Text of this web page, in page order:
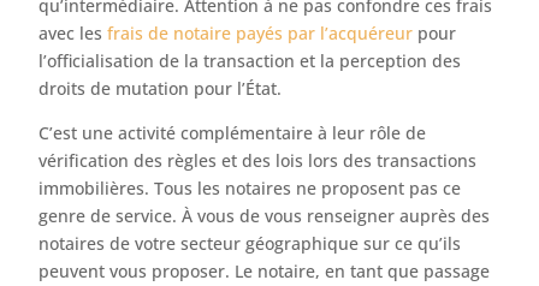
qu’intermédiaire. Attention à ne pas confondre ces frais
avec lesfrais de notaire payés par l’acquéreur pour
l’officialisation de la transaction et la perception des
droits de mutation pour l’État.
C’est une activité complémentaire à leur rôle de
vérification des règles et des lois lors des transactions
immobilières. Tous les notaires ne proposent pas ce
genre de service. À vous de vous renseigner auprès des
notaires de votre secteur géographique sur ce qu’ils
peuvent vous proposer. Le notaire, en tant que passage